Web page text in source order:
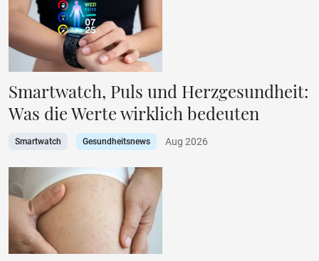
Smartwatch, Puls und Herzgesundheit:
Was die Werte wirklich bedeuten
Smartwatch Gesundheitsnews Aug 2026